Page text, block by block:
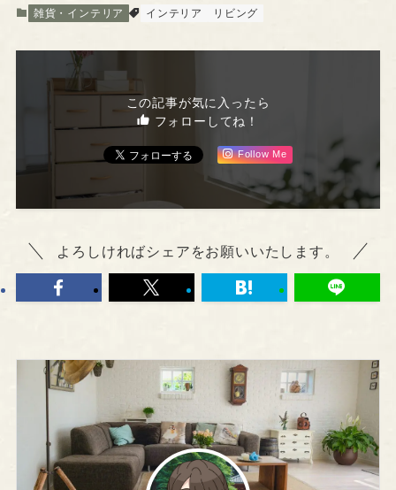
雑貨・インテリア インテリア リビング
この記事が気に入ったら
フォローしてね！
Follow Me
よろしければシェアをお願いいたします。